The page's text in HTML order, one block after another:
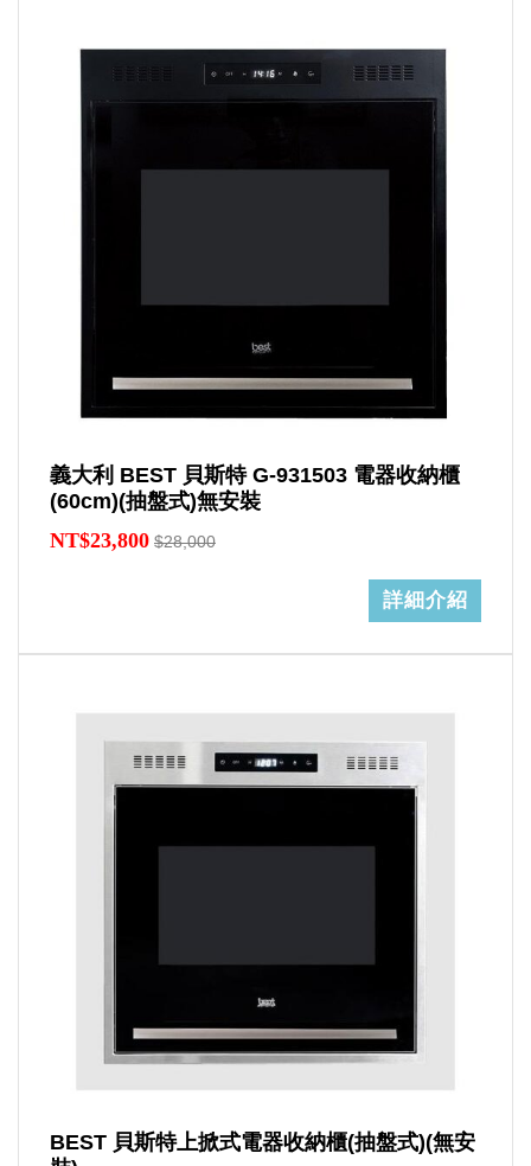
義大利 BEST 貝斯特 G-931503 電器收納櫃
(60cm)(抽盤式)無安裝
NT$23,800 $28,000
詳細介紹
BEST 貝斯特上掀式電器收納櫃(抽盤式)(無安